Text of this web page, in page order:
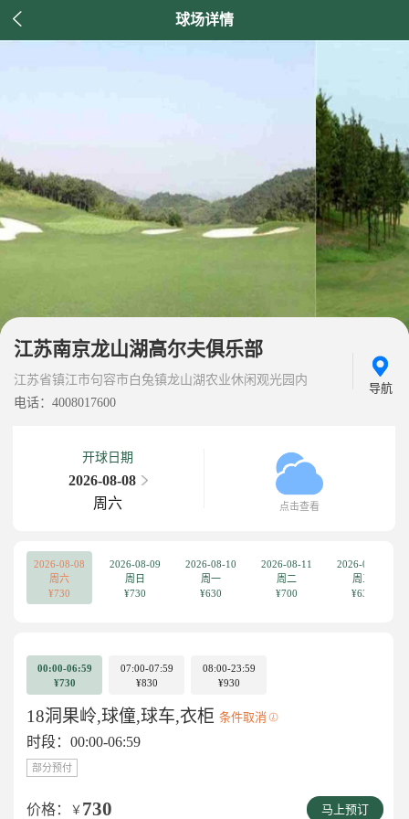
 球场详情
江苏南京龙山湖高尔夫俱乐部
江苏省镇江市句容市白兔镇龙山湖农业休闲观光园内
电话：4008017600
导航
开球日期
2026-08-08
周六
点击查看
2026-08-08
周六
¥730
2026-08-09
周日
¥730
2026-08-10
周一
¥630
2026-08-11
周二
¥700
2026-08-12
周三
¥630
00:00-06:59
¥730
07:00-07:59
¥830
08:00-23:59
¥930
18洞果岭,球僮,球车,衣柜 条件取消
时段：00:00-06:59
部分预付
价格： ￥ 730 马上预订